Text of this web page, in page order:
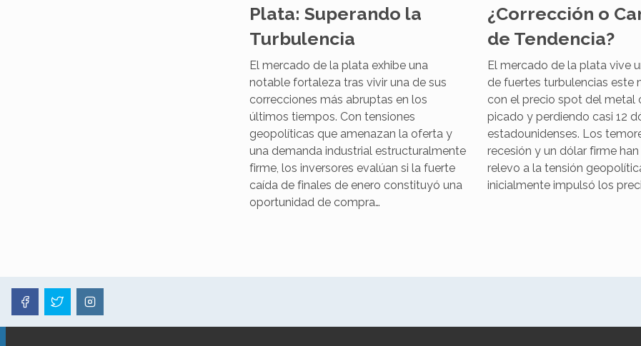
Plata: Superando la
Turbulencia
El mercado de la plata exhibe una
notable fortaleza tras vivir una de sus
correcciones más abruptas en los
últimos tiempos. Con tensiones
geopolíticas que amenazan la oferta y
una demanda industrial estructuralmente
firme, los inversores evalúan si la fuerte
caída de finales de enero constituyó una
oportunidad de compra…
¿Corrección o
de Tendencia?
El mercado de la plata vive
de fuertes turbulencias este
con el precio spot del metal
picado y perdiendo casi 12
estadounidenses. Los
recesión y un dólar firme
relevo a la tensión
inicialmente impulsó los